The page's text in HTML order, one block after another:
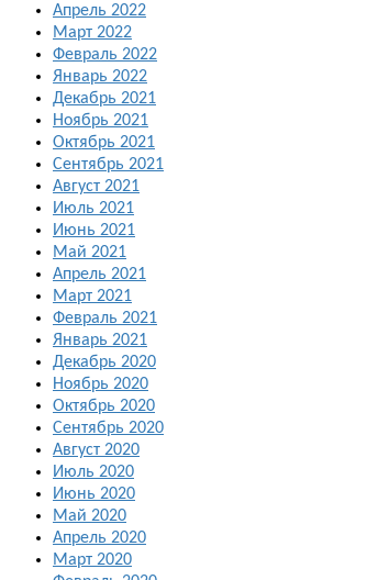
Апрель 2022
Март 2022
Февраль 2022
Январь 2022
Декабрь 2021
Ноябрь 2021
Октябрь 2021
Сентябрь 2021
Август 2021
Июль 2021
Июнь 2021
Май 2021
Апрель 2021
Март 2021
Февраль 2021
Январь 2021
Декабрь 2020
Ноябрь 2020
Октябрь 2020
Сентябрь 2020
Август 2020
Июль 2020
Июнь 2020
Май 2020
Апрель 2020
Март 2020